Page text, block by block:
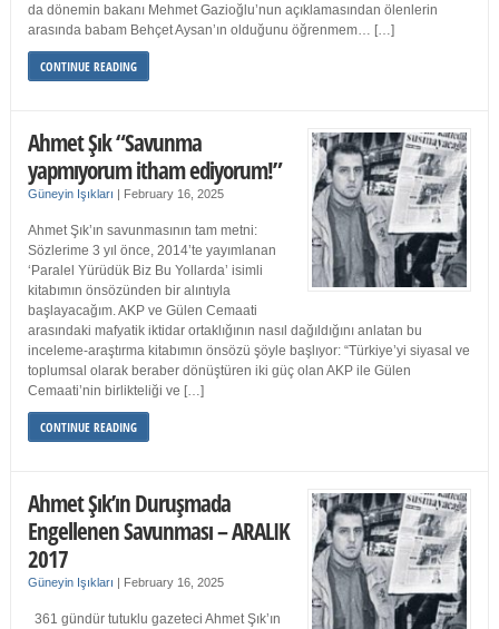
da dönemin bakanı Mehmet Gazioğlu’nun açıklamasından ölenlerin
arasında babam Behçet Aysan’ın olduğunu öğrenmem… […]
CONTINUE READING
Ahmet Şık “Savunma
yapmıyorum itham ediyorum!”
Güneyin Işıkları | February 16, 2025
Ahmet Şık’ın savunmasının tam metni:
Sözlerime 3 yıl önce, 2014’te yayımlanan
‘Paralel Yürüdük Biz Bu Yollarda’ isimli
kitabımın önsözünden bir alıntıyla
başlayacağım. AKP ve Gülen Cemaati
arasındaki mafyatik iktidar ortaklığının nasıl dağıldığını anlatan bu
inceleme-araştırma kitabımın önsözü şöyle başlıyor: “Türkiye’yi siyasal ve
toplumsal olarak beraber dönüştüren iki güç olan AKP ile Gülen
Cemaati’nin birlikteliği ve […]
CONTINUE READING
Ahmet Şık’ın Duruşmada
Engellenen Savunması – ARALIK
2017
Güneyin Işıkları | February 16, 2025
361 gündür tutuklu gazeteci Ahmet Şık’ın